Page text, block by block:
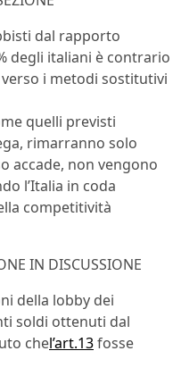
dal rapporto
degli italiani è contrario
i metodi sostitutivi
quelli previsti
rimarranno solo
accade, non vengono
l’Italia in coda
competitività
IN DISCUSSIONE
della lobby dei
soldi ottenuti dal
chel’art.13fosse